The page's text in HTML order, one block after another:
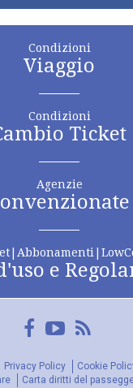
Condizioni
Viaggio
Condizioni
Ticket
Agenzie
e
FacebookYouTube
Privacy Policy Cookie
Carta diritti del